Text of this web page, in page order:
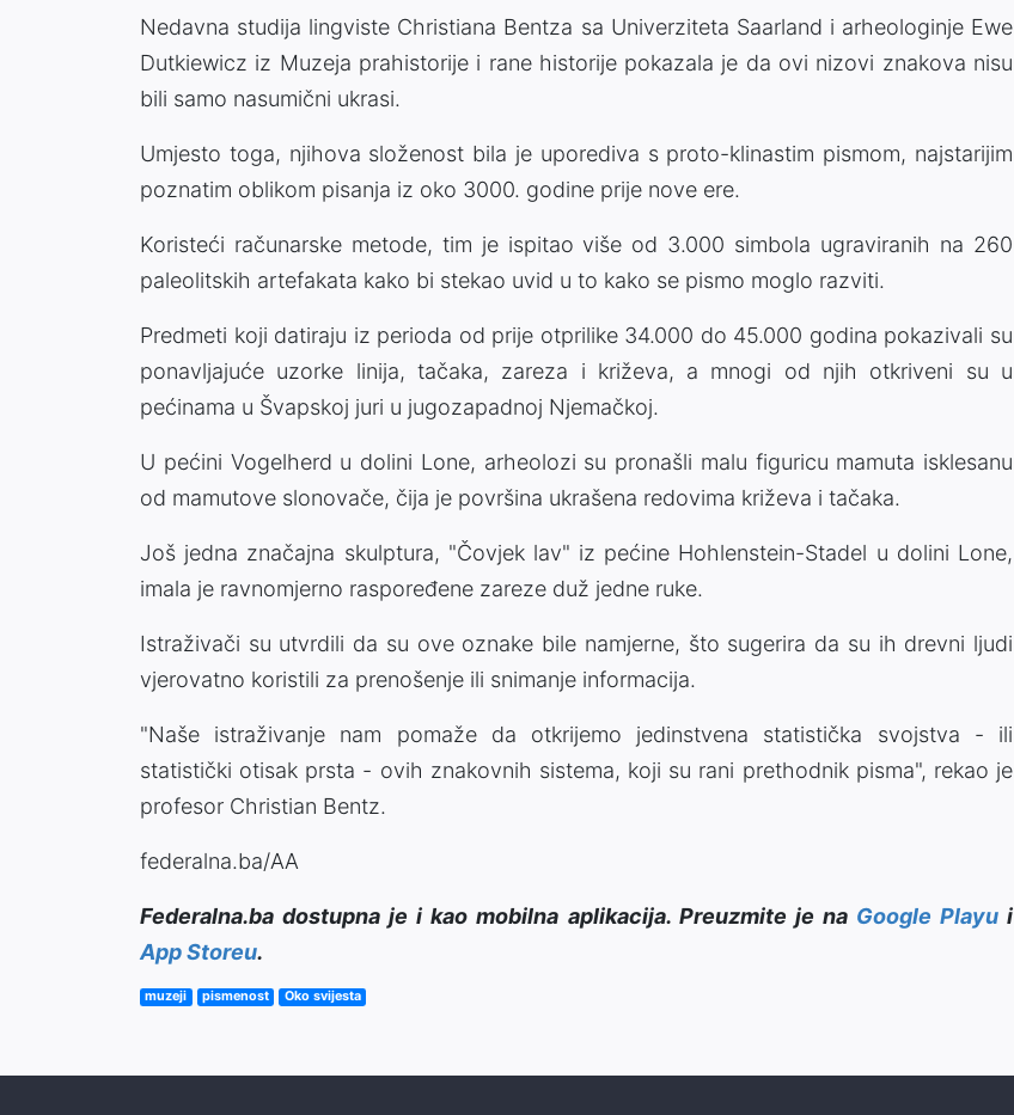
Nedavna studija lingviste Christiana Bentza sa Univerziteta Saarland i arheologinje Ewe
Dutkiewicz iz Muzeja prahistorije i rane historije pokazala je da ovi nizovi znakova nisu
bili samo nasumični ukrasi.
Umjesto toga, njihova složenost bila je uporediva s proto-klinastim pismom, najstarijim
poznatim oblikom pisanja iz oko 3000. godine prije nove ere.
Koristeći računarske metode, tim je ispitao više od 3.000 simbola ugraviranih na 260
paleolitskih artefakata kako bi stekao uvid u to kako se pismo moglo razviti.
Predmeti koji datiraju iz perioda od prije otprilike 34.000 do 45.000 godina pokazivali su
ponavljajuće uzorke linija, tačaka, zareza i križeva, a mnogi od njih otkriveni su u
pećinama u Švapskoj juri u jugozapadnoj Njemačkoj.
U pećini Vogelherd u dolini Lone, arheolozi su pronašli malu figuricu mamuta isklesanu
od mamutove slonovače, čija je površina ukrašena redovima križeva i tačaka.
Još jedna značajna skulptura, "Čovjek lav" iz pećine Hohlenstein-Stadel u dolini Lone,
imala je ravnomjerno raspoređene zareze duž jedne ruke.
Istraživači su utvrdili da su ove oznake bile namjerne, što sugerira da su ih drevni ljudi
vjerovatno koristili za prenošenje ili snimanje informacija.
"Naše istraživanje nam pomaže da otkrijemo jedinstvena statistička svojstva - ili
statistički otisak prsta - ovih znakovnih sistema, koji su rani prethodnik pisma", rekao je
profesor Christian Bentz.
federalna.ba/AA
Federalna.ba dostupna je i kao mobilna aplikacija. Preuzmite je na Google Playui
App Storeu.
muzeji pismenost Oko svijesta